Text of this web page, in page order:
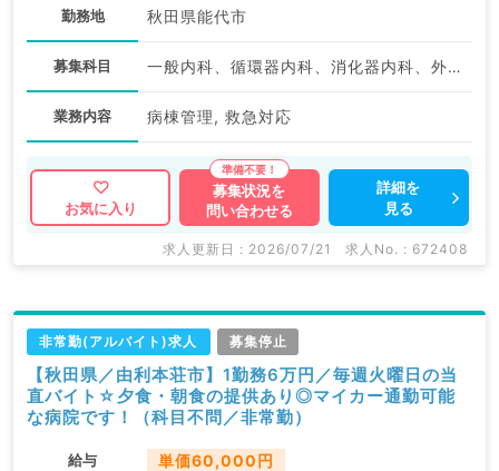
勤務地 秋田県能代市
募集科目 一般内科、循環器内科、消化器内科、外科系全般、一般外科、消化器外科、科目不問
業務内容 病棟管理, 救急対応
お気に入り
募集状況を
問い合わせる
詳細を
見る
求人更新日 : 2026/07/21 求人No. : 672408
非常勤(アルバイト)求人 募集停止
【秋田県／由利本荘市】1勤務6万円／毎週火曜日の当
直バイト☆夕食・朝食の提供あり◎マイカー通勤可能
な病院です！（科目不問／非常勤）
給与 単価60,000円